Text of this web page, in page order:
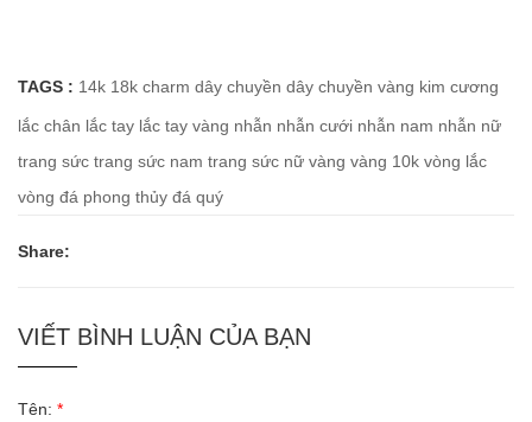
TAGS : 14k 18k charm dây chuyền dây chuyền vàng kim cương
lắc chân lắc tay lắc tay vàng nhẫn nhẫn cưới nhẫn nam nhẫn nữ
trang sức trang sức nam trang sức nữ vàng vàng 10k vòng lắc
vòng đá phong thủy đá quý
Share:
VIẾT BÌNH LUẬN CỦA BẠN
Tên: *